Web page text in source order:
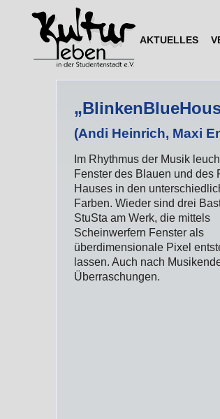
AKTUELLES
(Andi Heinrich, Maxi
Im Rhythmus der Musik
Fenster des Blauen und des
Hauses in den
Farben. Wieder sind drei
StuSta am Werk, die mittels
Scheinwerfern Fenster als
überdimensionale Pixel
lassen. Auch nach
Überraschungen.